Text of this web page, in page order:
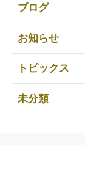
ブログ
お知らせ
トピックス
未分類